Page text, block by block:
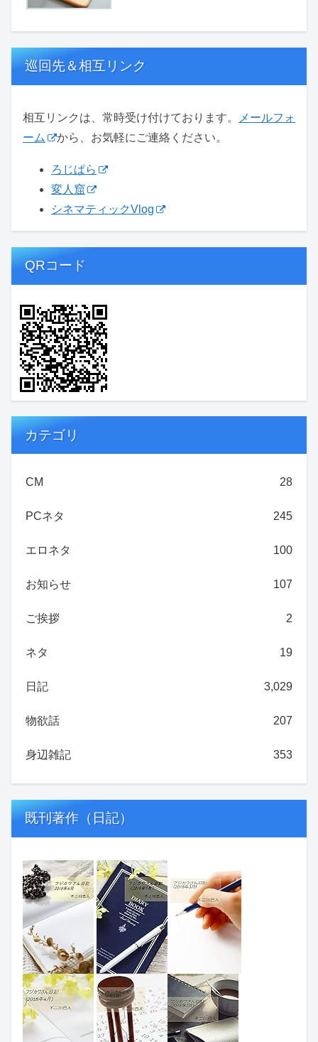
巡回先＆相互リンク
相互リンクは、常時受け付けております。
メールフォ
ーム
から、お気軽にご連絡ください。
ろじぱら
変人窟
シネマティックVlog
QRコード
カテゴリ
CM 28
PCネタ 245
エロネタ 100
お知らせ 107
ご挨拶 2
ネタ 19
日記 3,029
物欲話 207
身辺雑記 353
既刊著作（日記）